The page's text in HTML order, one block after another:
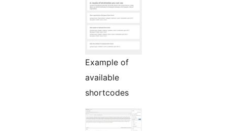
Example of
available
shortcodes